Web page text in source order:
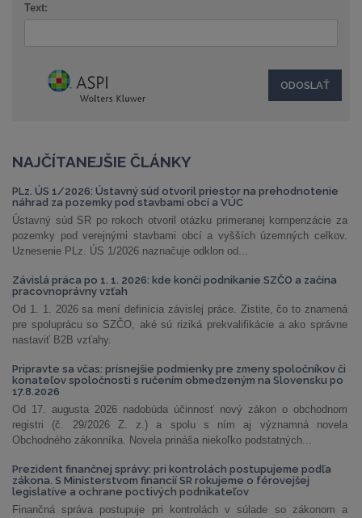
Text:
NAJČÍTANEJŠIE ČLÁNKY
PLz. ÚS 1/2026: Ústavný súd otvoril priestor na prehodnotenie
náhrad za pozemky pod stavbami obcí a VÚC
Ústavný súd SR po rokoch otvoril otázku primeranej kompenzácie za
pozemky pod verejnými stavbami obcí a vyšších územných celkov.
Uznesenie PLz. ÚS 1/2026 naznačuje odklon od...
Závislá práca po 1. 1. 2026: kde končí podnikanie SZČO a začína
pracovnoprávny vzťah
Od 1. 1. 2026 sa mení definícia závislej práce. Zistite, čo to znamená
pre spoluprácu so SZČO, aké sú riziká prekvalifikácie a ako správne
nastaviť B2B vzťahy.
Pripravte sa včas: prísnejšie podmienky pre zmeny spoločníkov či
konateľov spoločnosti s ručením obmedzeným na Slovensku po
17.8.2026
Od 17. augusta 2026 nadobúda účinnosť nový zákon o obchodnom
registri (č. 29/2026 Z. z.) a spolu s ním aj významná novela
Obchodného zákonníka. Novela prináša niekoľko podstatných...
Prezident finančnej správy: pri kontrolách postupujeme podľa
zákona. S Ministerstvom financií SR rokujeme o férovejšej
legislatíve a ochrane poctivých podnikateľov
Finančná správa postupuje pri kontrolách v súlade so zákonom a